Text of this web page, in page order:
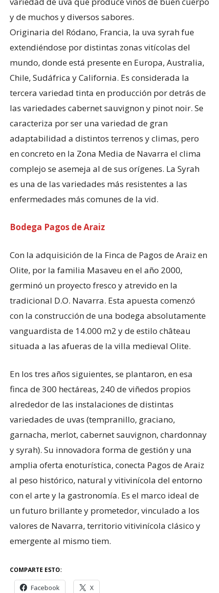
y de muchos y diversos sabores.
Originaria del Ródano, Francia, la uva syrah fue
extendiéndose por distintas zonas vitícolas del
mundo, donde está presente en Europa, Australia,
Chile, Sudáfrica y California. Es considerada la
tercera variedad tinta en producción por detrás de
las variedades cabernet sauvignon y pinot noir. Se
caracteriza por ser una variedad de gran
adaptabilidad a distintos terrenos y climas, pero
en concreto en la Zona Media de Navarra el clima
complejo se asemeja al de sus orígenes. La Syrah
es una de las variedades más resistentes a las
enfermedades más comunes de la vid.
Bodega Pagos de Araiz
Con la adquisición de la Finca de Pagos de Araiz en
Olite, por la familia Masaveu en el año 2000,
germinó un proyecto fresco y atrevido en la
tradicional D.O. Navarra. Esta apuesta comenzó
con la construcción de una bodega absolutamente
vanguardista de 14.000 m2 y de estilo château
situada a las afueras de la villa medieval Olite.
En los tres años siguientes, se plantaron, en esa
finca de 300 hectáreas, 240 de viñedos propios
alrededor de las instalaciones de distintas
variedades de uvas (tempranillo, graciano,
garnacha, merlot, cabernet sauvignon, chardonnay
y syrah). Su innovadora forma de gestión y una
amplia oferta enoturística, conecta Pagos de Araiz
al peso histórico, natural y vitivinícola del entorno
con el arte y la gastronomía. Es el marco ideal de
un futuro brillante y prometedor, vinculado a los
valores de Navarra, territorio vitivinícola clásico y
emergente al mismo tiem.
COMPARTE ESTO:
Facebook X